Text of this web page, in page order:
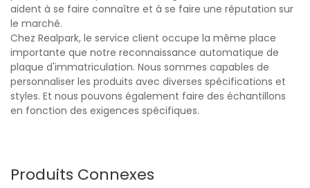
aident à se faire connaître et à se faire une réputation sur
le marché.
Chez Realpark, le service client occupe la même place
importante que notre reconnaissance automatique de
plaque d'immatriculation. Nous sommes capables de
personnaliser les produits avec diverses spécifications et
styles. Et nous pouvons également faire des échantillons
en fonction des exigences spécifiques.
Produits Connexes